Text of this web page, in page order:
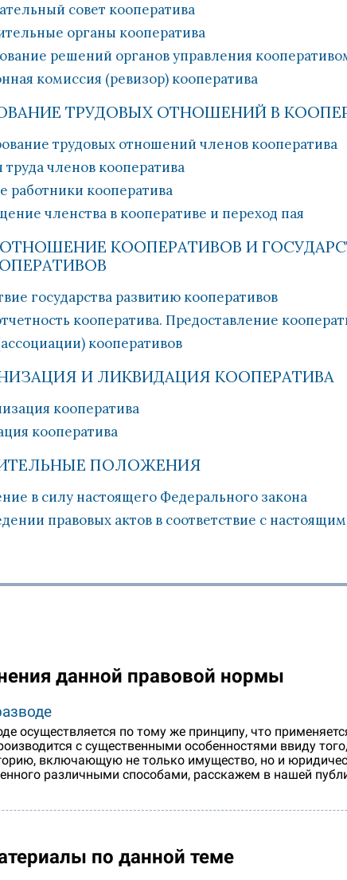
совет кооператива
органы кооператива
решений органов управления
комиссия (ревизор) кооператива
ТРУДОВЫХ ОТНОШЕНИЙ В
трудовых отношений членов кооператива
труда членов кооператива
работники кооператива
членства в кооперативе и переход пая
КООПЕРАТИВОВ И
государства развитию кооперативов
кооператива. Предоставление
кооперативов
И ЛИКВИДАЦИЯ КООПЕРАТИВА
кооператива
кооператива
ПОЛОЖЕНИЯ
в силу настоящего Федерального закона
правовых актов в соответствие с
данной правовой нормы
осуществляется по тому же принципу, что
с существенными особенностями ввиду
включающую не только имущество, но и
различными способами, расскажем в нашей
по данной теме